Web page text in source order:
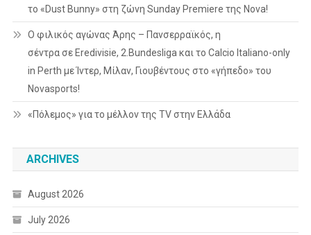
το «Dust Bunny» στη ζώνη Sunday Premiere της Nova!
Ο φιλικός αγώνας Άρης – Πανσερραϊκός, η
σέντρα σε Eredivisie, 2.Bundesliga και το Calcio Italiano-only
in Perth με Ίντερ, Μίλαν, Γιουβέντους στο «γήπεδο» του
Novasports!
«Πόλεμος» για το μέλλον της TV στην Ελλάδα
ARCHIVES
August 2026
July 2026